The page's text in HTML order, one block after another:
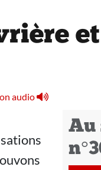
audio
Au